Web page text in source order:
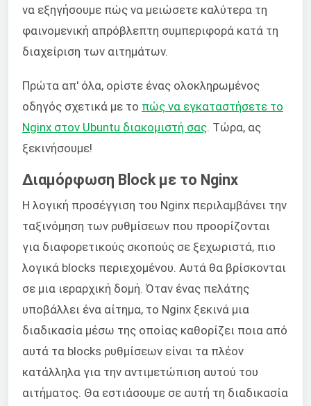
να εξηγήσουμε πώς να μειώσετε καλύτερα τη
φαινομενική απρόβλεπτη συμπεριφορά κατά τη
διαχείριση των αιτημάτων.
Πρώτα απ' όλα, ορίστε ένας ολοκληρωμένος
οδηγός σχετικά με το πώς να εγκαταστήσετε το
Nginx στον Ubuntu διακομιστή σας . Τώρα, ας
ξεκινήσουμε!
Διαμόρφωση Block με το Nginx
Η λογική προσέγγιση του Nginx περιλαμβάνει την
ταξινόμηση των ρυθμίσεων που προορίζονται
για διαφορετικούς σκοπούς σε ξεχωριστά, πιο
λογικά blocks περιεχομένου. Αυτά θα βρίσκονται
σε μια ιεραρχική δομή. Όταν ένας πελάτης
υποβάλλει ένα αίτημα, το Nginx ξεκινά μια
διαδικασία μέσω της οποίας καθορίζει ποια από
αυτά τα blocks ρυθμίσεων είναι τα πλέον
κατάλληλα για την αντιμετώπιση αυτού του
αιτήματος. Θα εστιάσουμε σε αυτή τη διαδικασία